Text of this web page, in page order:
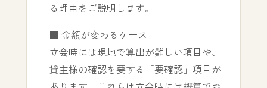
る理由をご説明します。
■ 金額が変わるケース
立会時には現地で算出が難しい項目や、
貸主様の確認を要する「要確認」項目が